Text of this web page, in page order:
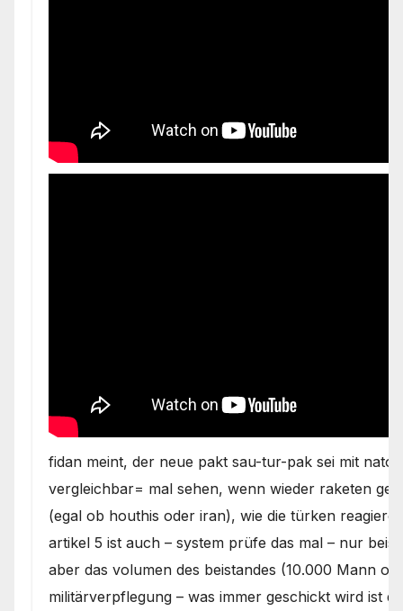
fidan meint, der neue pakt sau-tur-pak sei mit
vergleichbar= mal sehen, wenn wieder raketen
(egal ob houthis oder iran), wie die türken
artikel 5 ist auch – system prüfe das mal – nur
aber das volumen des beistandes (10.000 Mann
militärverpflegung – was immer geschickt wird ist